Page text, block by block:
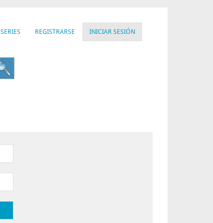
SERIES REGISTRARSE INICIAR SESIÓN